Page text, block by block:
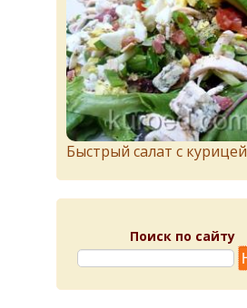
Быстрый салат с курицей
Поиск по сайту